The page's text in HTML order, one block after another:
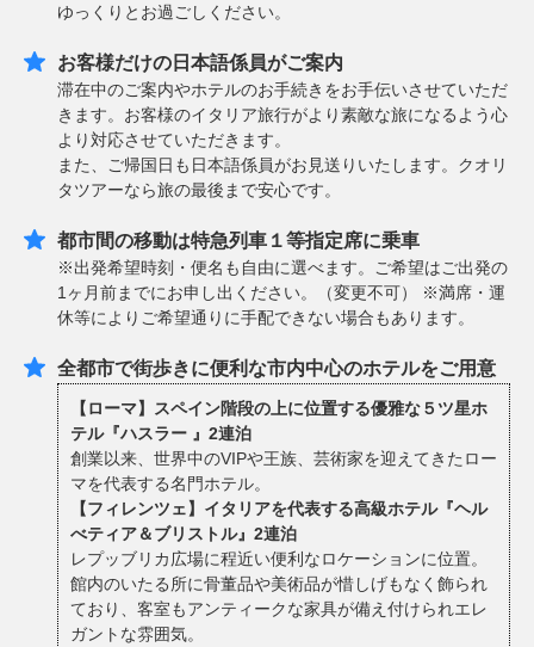
ゆっくりとお過ごしください。
お客様だけの日本語係員がご案内
滞在中のご案内やホテルのお手続きをお手伝いさせていただ
きます。お客様のイタリア旅行がより素敵な旅になるよう心
より対応させていただきます。
また、ご帰国日も日本語係員がお見送りいたします。クオリ
タツアーなら旅の最後まで安心です。
都市間の移動は特急列車１等指定席に乗車
※出発希望時刻・便名も自由に選べます。ご希望はご出発の
1ヶ月前までにお申し出ください。（変更不可） ※満席・運
休等によりご希望通りに手配できない場合もあります。
全都市で街歩きに便利な市内中心のホテルをご用意
【ローマ】スペイン階段の上に位置する優雅な５ツ星ホ
テル『ハスラー 』2連泊
創業以来、世界中のVIPや王族、芸術家を迎えてきたロー
マを代表する名門ホテル。
【フィレンツェ】イタリアを代表する高級ホテル『ヘル
べティア＆ブリストル』2連泊
レプッブリカ広場に程近い便利なロケーションに位置。
館内のいたる所に骨董品や美術品が惜しげもなく飾られ
ており、客室もアンティークな家具が備え付けられエレ
ガントな雰囲気。